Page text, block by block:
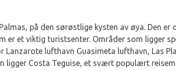
på den sørøstlige kysten av øya. Den er
er et viktig turistsenter. Områder som ligger
lufthavn Guasimeta lufthavn, Las
ligger Costa Teguise, et svært populært